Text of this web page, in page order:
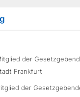
der
Frankfurt
der